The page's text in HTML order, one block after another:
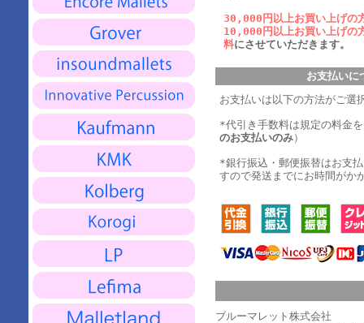
30,000円以上お買い上げの
10,000円以上お買い上げの
料にさせていただきます。
お支払いに
お支払いは以下の方法がご選
*代引き手数料は規定の料金
のお支払いのみ）
*銀行振込・郵便振替はお支
すので発送までにお時間がか
ブルーマレット株式会社